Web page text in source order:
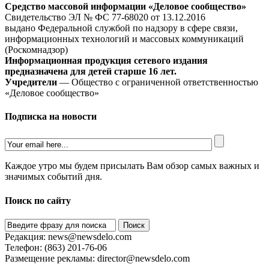
Средство массовой информации «Деловое сообщество»
Свидетельство ЭЛ № ФС 77-68020 от 13.12.2016
выдано Федеральной службой по надзору в сфере связи,
информационных технологий и массовых коммуникаций
(Роскомнадзор)
Информационная продукция сетевого издания
предназначена для детей старше 16 лет.
Учредители — Общество с ограниченной ответственностью
«Деловое сообщество»
Подписка на новости
Каждое утро мы будем присылать Вам обзор самых важных и
значимых событий дня.
Поиск по сайту
Редакция: news@newsdelo.com
Телефон: (863) 201-76-06
Размещение рекламы: director@newsdelo.com